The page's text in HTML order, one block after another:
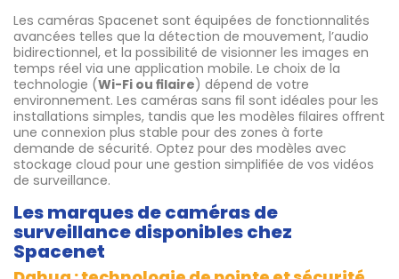
Les caméras Spacenet sont équipées de fonctionnalités
avancées telles que la détection de mouvement, l’audio
bidirectionnel, et la possibilité de visionner les images en
temps réel via une application mobile. Le choix de la
technologie (Wi-Fi ou filaire) dépend de votre
environnement. Les caméras sans fil sont idéales pour les
installations simples, tandis que les modèles filaires offrent
une connexion plus stable pour des zones à forte
demande de sécurité. Optez pour des modèles avec
stockage cloud pour une gestion simplifiée de vos vidéos
de surveillance.
Les marques de caméras de
surveillance disponibles chez
Spacenet